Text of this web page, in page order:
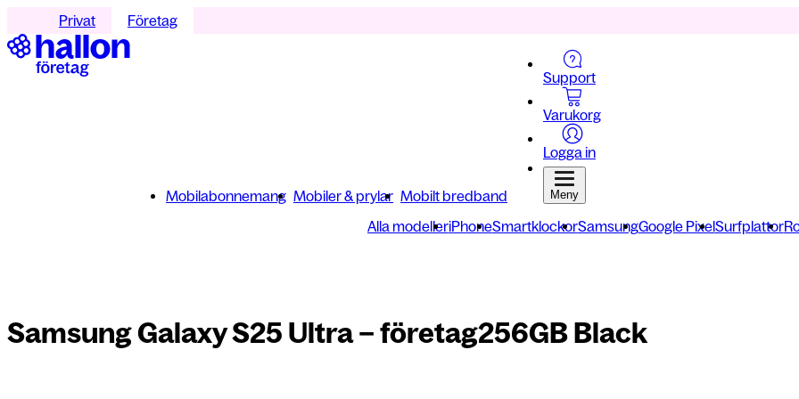
Privat Företag
Mobilabonnemang Mobiler & prylar Mobilt bredband
Support
Varukorg
Logga in
Meny
Alla modelleriPhoneSmartklockorSamsungGoogle PixelSurfplattor
Samsung Galaxy S25 Ultra – företag256GB Black